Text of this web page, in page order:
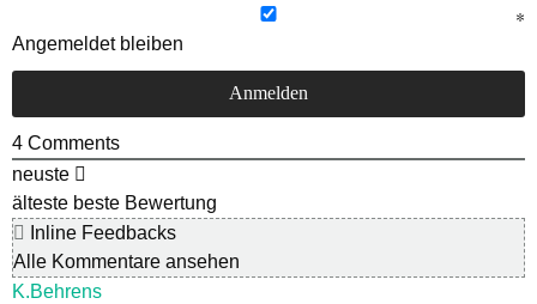
Angemeldet bleiben
4 Comments
neuste
älteste beste Bewertung
Inline Feedbacks
Alle Kommentare ansehen
K.Behrens